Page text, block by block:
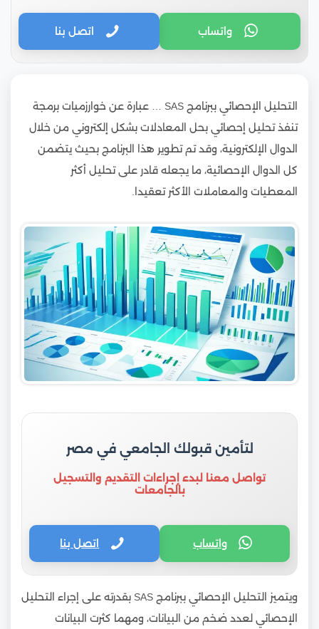
واتساب اتصل بنا
التحليل الإحصائي ببرنامج SAS … عبارة عن خوارزميات برمجة
تنفذ تحليل إحصائي بحل المعادلات بشكل إلكتروني من خلال
الدوال الإلكترونية، وقد تم تطوير هذا البرنامج بحيث يتضمن
كل الدوال الإحصائية، ما يجعله قادر على تحليل أكثر
المعطيات والمعاملات الأكثر تعقيدا.
لتأمين قبولك الجامعي في مصر
تواصل معنا لبدء إجراءات التقديم والتسجيل
بالجامعات
واتساب اتصل بنا
ويتميز التحليل الإحصائي ببرنامج SAS بقدرته ع
لى إجراء التحليل
الإحصائي لعدد ضخم من البيانات، ومهما كثرت البيانات